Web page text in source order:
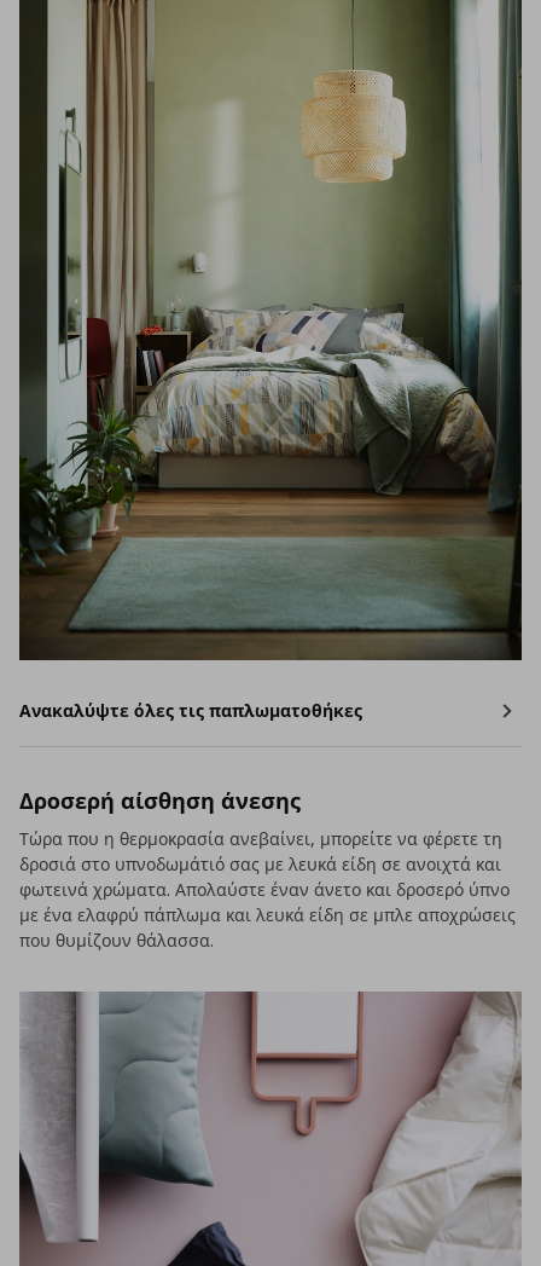
Ανακαλύψτε όλες τις παπλωματοθήκες
Δροσερή αίσθηση άνεσης
Τώρα που η θερμοκρασία ανεβαίνει, μπορείτε να φέρετε τη
δροσιά στο υπνοδωμάτιό σας με λευκά είδη σε ανοιχτά και
φωτεινά χρώματα. Απολαύστε έναν άνετο και δροσερό ύπνο
με ένα ελαφρύ πάπλωμα και λευκά είδη σε μπλε αποχρώσεις
που θυμίζουν θάλασσα.